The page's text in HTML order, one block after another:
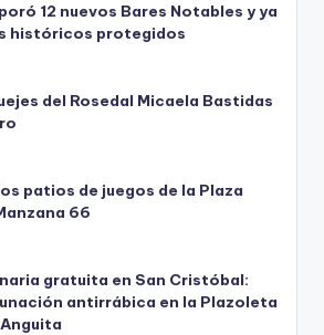
12 nuevos Bares Notables y ya
históricos protegidos
del Rosedal Micaela Bastidas
patios de juegos de la Plaza
66
gratuita en San Cristóbal:
antirrábica en la Plazoleta